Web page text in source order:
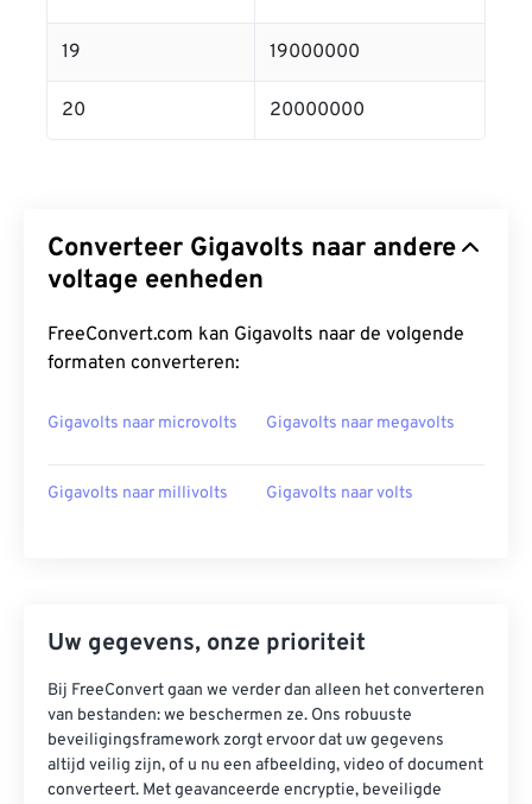
19 19000000
20 20000000
Converteer Gigavolts naar andere
voltage eenheden
FreeConvert.com kan Gigavolts naar de volgende
formaten converteren:
Gigavolts naar microvolts Gigavolts naar megavolts
Gigavolts naar millivolts Gigavolts naar volts
Uw gegevens, onze prioriteit
Bij FreeConvert gaan we verder dan alleen het converteren
van bestanden: we beschermen ze. Ons robuuste
beveiligingsframework zorgt ervoor dat uw gegevens
altijd veilig zijn, of u nu een afbeelding, video of document
converteert. Met geavanceerde encryptie, beveiligde